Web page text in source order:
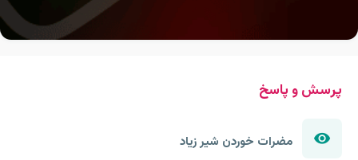
پرسش و پاسخ
مضرات خوردن شیر زیاد